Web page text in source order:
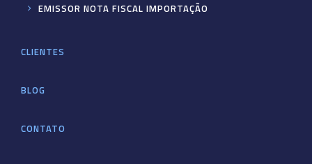
EMISSOR NOTA FISCAL IMPORTAÇÃO
CLIENTES
BLOG
CONTATO